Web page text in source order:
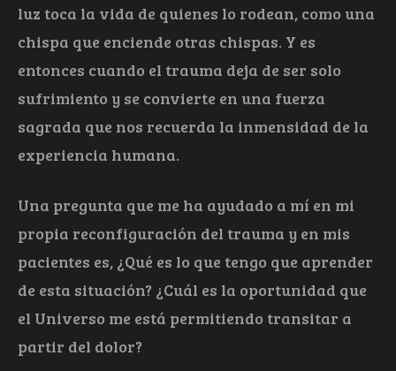
luz toca la vida de quienes lo rodean, como una
chispa que enciende otras chispas. Y es
entonces cuando el trauma deja de ser solo
sufrimiento y se convierte en una fuerza
sagrada que nos recuerda la inmensidad de la
experiencia humana.
Una pregunta que me ha ayudado a mí en mi
propia reconfiguración del trauma y en mis
pacientes es, ¿Qué es lo que tengo que aprender
de esta situación? ¿Cuál es la oportunidad que
el Universo me está permitiendo transitar a
partir del dolor?